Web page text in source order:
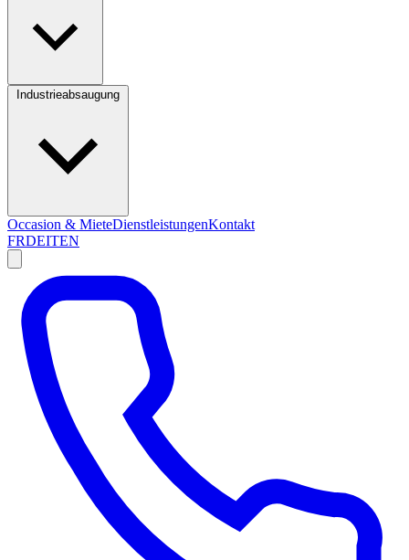
Occasion & MieteDienstleistungenKontakt
FRDEITEN